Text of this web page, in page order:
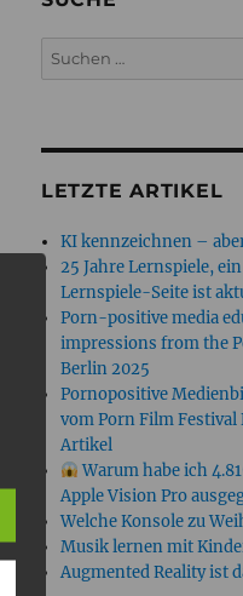
Suchen
nach:
LETZTE ARTIKEL
KI kennzeichnen –
25 Jahre Lernspiele,
Lernspiele-Seite ist
Porn-positive media
impressions from the
Berlin 2025
Pornopositive
vom Porn Film
Artikel
Warum habe ich
Apple Vision Pro
Welche Konsole zu
Musik lernen mit
Augmented Reality ist